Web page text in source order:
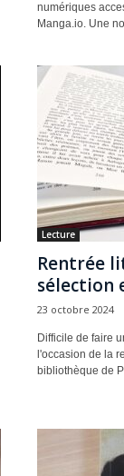
numériques
Manga.io. Une
Lecture
Rentrée
sélection
23 octobre 2024
Difficile de faire
l'occasion de la
bibliothèque de